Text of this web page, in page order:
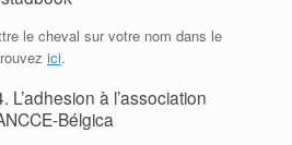
le cheval sur votre nom dans le
ici.
L’adhesion à l’association
Bélgica